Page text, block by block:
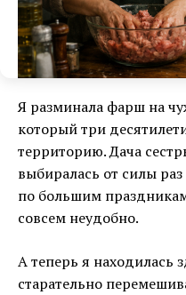
Я разминала фарш на
который три
территорию. Дача
выбиралась от силы
по большим
совсем неудобно.
А теперь я находилась
старательно